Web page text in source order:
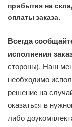
прибытия на
оплаты заказа.
Всегда
исполнения
стороны). Наш
необходимо
решение на
оказаться в
либо